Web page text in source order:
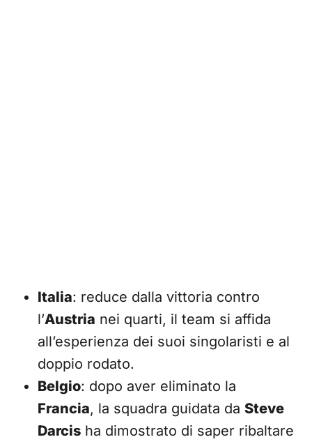
Italia: reduce dalla vittoria contro
l’Austria nei quarti, il team si affida
all’esperienza dei suoi singolaristi e al
doppio rodato.
Belgio: dopo aver eliminato la
Francia, la squadra guidata da Steve
Darcis ha dimostrato di saper ribaltare